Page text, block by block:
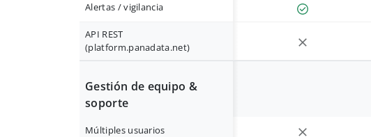
Alertas / vigilancia
API REST
(platform.panadata.net)
Gestión de equipo &
soporte
Múltiples usuarios